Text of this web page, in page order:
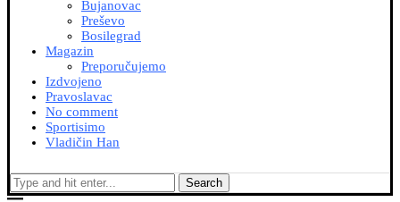
Bujanovac
Preševo
Bosilegrad
Magazin
Preporučujemo
Izdvojeno
Pravoslavac
No comment
Sportisimo
Vladičin Han
Search